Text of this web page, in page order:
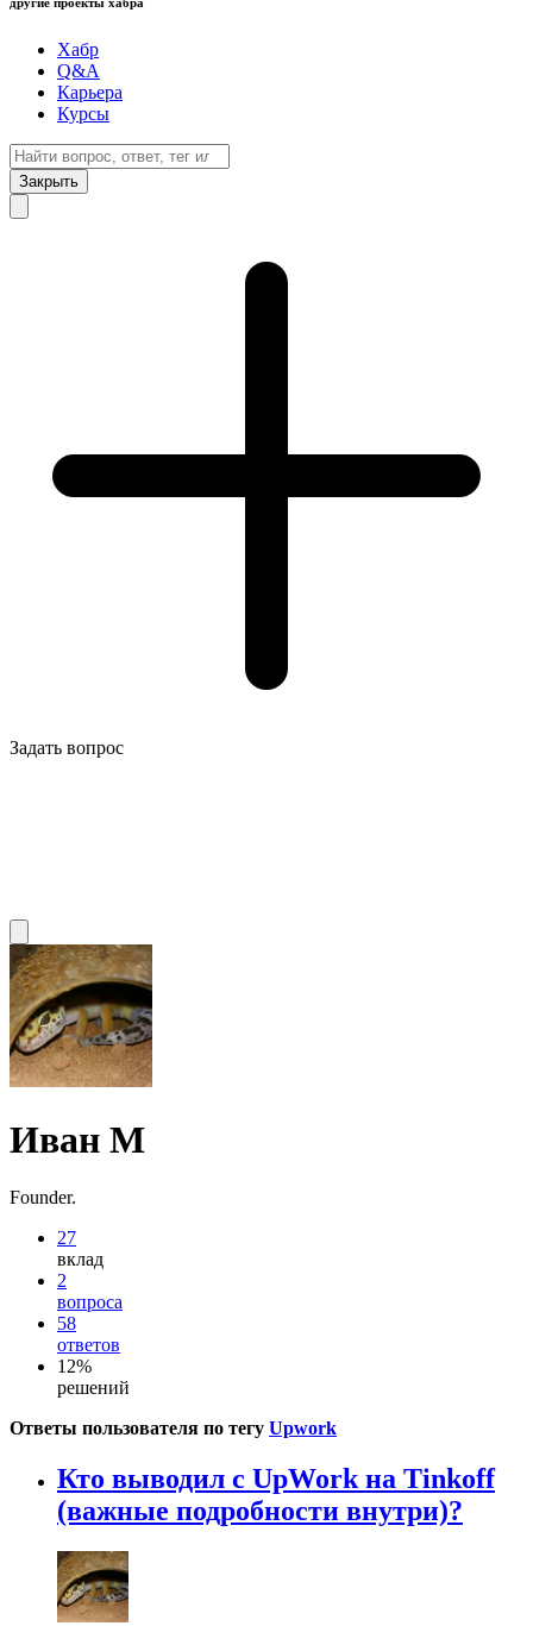
Хабр
Q&A
Карьера
Курсы
Закрыть
Задать вопрос
Иван М
Founder.
27
вклад
2
вопроса
58
ответов
12%
решений
Ответы пользователя по тегу Upwork
Кто выводил с UpWork на Tinkoff
(важные подробности внутри)?